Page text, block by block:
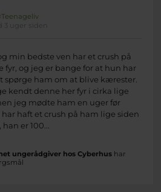
3 uger siden
min bedste ven har et crush på
fyr, og jeg er bange for at hun har
spørge ham om at blive kærester.
kendt denne her fyr i cirka lige
jeg mødte ham en uger før
har haft et crush på ham lige siden
er 100...
ungerådgiver hos Cyberhushar